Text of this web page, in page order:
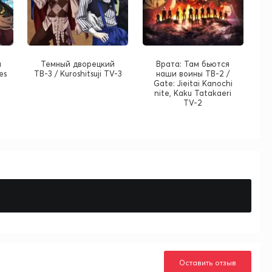
Темный дворецкий
ТВ-3 / Kuroshitsuji TV-3
Врата: Там бьются
наши воины ТВ-2 /
Gate: Jieitai Kanochi
nite, Kaku Tatakaeri
TV-2
Оставить отзыв